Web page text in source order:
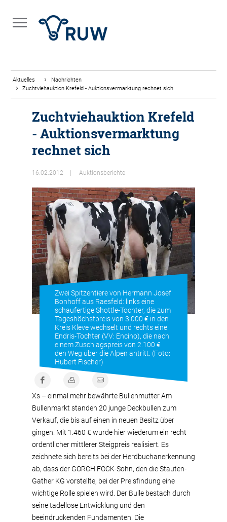
Aktuelles
Nachrichten
Zuchtviehauktion Krefeld - Auktionsvermarktung rechnet sich
Zuchtviehauktion Krefeld
- Auktionsvermarktung
rechnet sich
16.02.2012 Auktionsberichte
Zwei Spitzentiere von Hermann Josef
Bonhoff aus Raesfeld: links eine
schaufertige Shottle-Tochter, die zum
Tageshöchstpreis von 3.000 € in den
Kreis Kleve wechselt und rechts eine
Endris-Tochter (VV: Encino), die nach
einem Zuschlagspreis von 2.100 €
den Weg über die Alpen antritt. (Foto:
Hubert Fischer)
Xs – einmal mehr bewährte Bullenmutter Am
Bullenmarkt standen 20 junge Deckbullen zum
Verkauf, die bis auf einen in neuen Besitz über
gingen. Mit 1.460 € wurde hier wiederum ein recht
ordentlicher mittlerer Steigpreis realisiert. Es
zeichnete sich bereits bei der Herdbuchanerkennung
ab, dass der GORCH FOCK-Sohn, den die Stauten-
Gather KG vorstellte, bei der Preisfindung eine
wichtige Rolle spielen wird. Der Bulle bestach durch
seine tadellose Entwicklung und den
beeindruckenden Fundamenten. Die